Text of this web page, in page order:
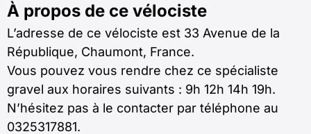
À propos de ce vélociste
L’adresse de ce vélociste est 33 Avenue de la
République, Chaumont, France.
Vous pouvez vous rendre chez ce spécialiste
gravel aux horaires suivants : 9h 12h 14h 19h.
N’hésitez pas à le contacter par téléphone au
0325317881.